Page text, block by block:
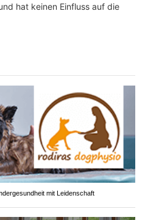
hat keinen Einfluss auf die
mit Leidenschaft